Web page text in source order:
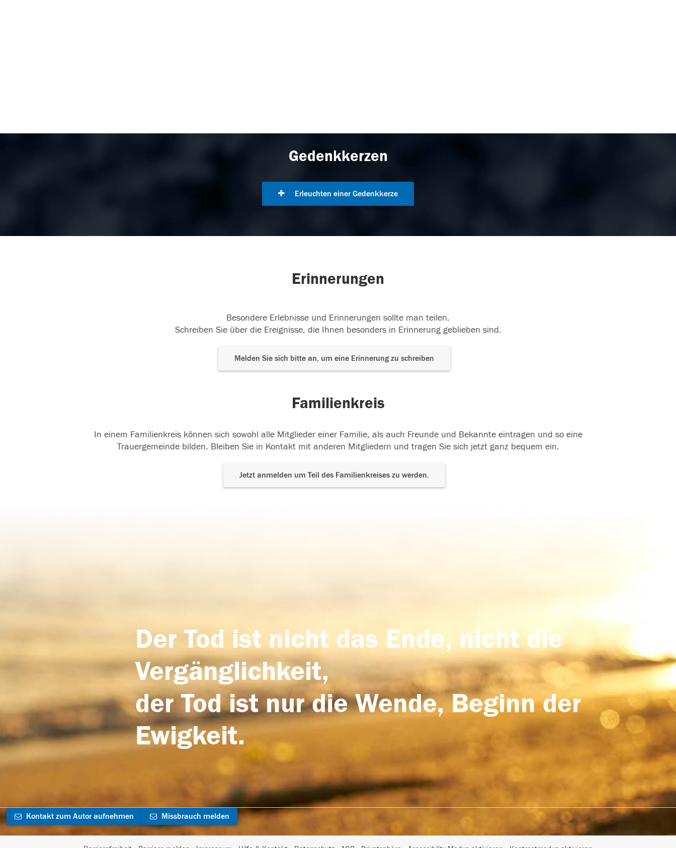
Gedenkkerzen
Erleuchten einer Gedenkkerze
Erinnerungen
Besondere Erlebnisse und Erinnerungen sollte man teilen.
Schreiben Sie über die Ereignisse, die Ihnen besonders in Erinnerung geblieben sind.
Melden Sie sich bitte an, um eine Erinnerung zu schreiben
Familienkreis
In einem Familienkreis können sich sowohl alle Mitglieder einer Familie, als auch Freunde und Bekannte eintragen und so eine
Trauergemeinde bilden. Bleiben Sie in Kontakt mit anderen Mitgliedern und tragen Sie sich jetzt ganz bequem ein.
Jetzt anmelden um Teil des Familienkreises zu werden.
Der Tod ist nicht das Ende, nicht die
Vergänglichkeit,
der Tod ist nur die Wende, Beginn der
Ewigkeit.
Kontakt zum Autor aufnehmen Missbrauch melden